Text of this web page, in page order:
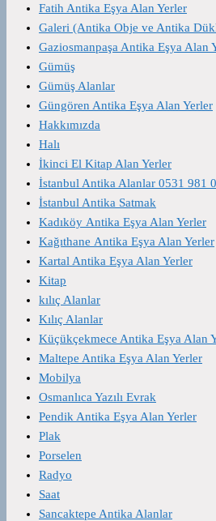
Fatih Antika Eşya Alan Yerler
Galeri (Antika Obje ve Antika
Gaziosmanpaşa Antika Eşya Alan
Gümüş
Gümüş Alanlar
Güngören Antika Eşya Alan Yerler
Hakkımızda
Halı
İkinci El Kitap Alan Yerler
İstanbul Antika Alanlar 0531 981
İstanbul Antika Satmak
Kadıköy Antika Eşya Alan Yerler
Kağıthane Antika Eşya Alan Yerler
Kartal Antika Eşya Alan Yerler
Kitap
kılıç Alanlar
Kılıç Alanlar
Küçükçekmece Antika Eşya Alan
Maltepe Antika Eşya Alan Yerler
Mobilya
Osmanlıca Yazılı Evrak
Pendik Antika Eşya Alan Yerler
Plak
Porselen
Radyo
Saat
Sancaktepe Antika Alanlar